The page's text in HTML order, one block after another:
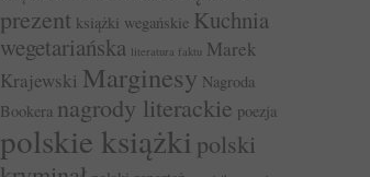
prezent książki wegańskie Kuchnia
wegetariańska literatura faktu Marek
Krajewski Marginesy Nagroda
Bookera nagrody literackie poezja
polskie książki polski